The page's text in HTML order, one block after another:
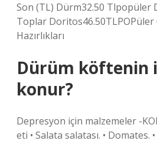
Son (TL) Dürm32.50 Tlpopüler
Toplar
Hazırlıkları
Dürüm köftenin
konur?
Depresyon için malzemeler -
eti • Salata salatası. • Domates.